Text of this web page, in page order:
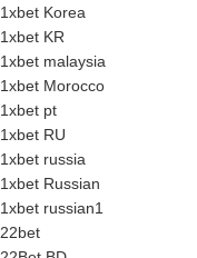
1xbet Korea
1xbet KR
1xbet malaysia
1xbet Morocco
1xbet pt
1xbet RU
1xbet russia
1xbet Russian
1xbet russian1
22bet